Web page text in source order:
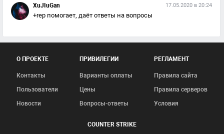
XuJIuGan 17.05.2020 в 20:24
+rep помогает, даёт ответы на вопросы
О ПРОЕКТЕ
Контакты
Пользователи
Новости
ПРИВИЛЕГИИ
Варианты оплаты
Цены
Вопросы-ответы
РЕГЛАМЕНТ
Правила сайта
Правила серверов
Условия
COUNTER STRIKE